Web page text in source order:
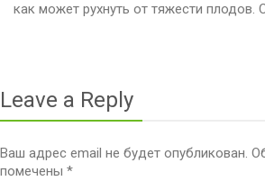
как может рухнуть от тяжести плодов.
Leave a Reply
Ваш адрес email не будет опубликован.
помечены *